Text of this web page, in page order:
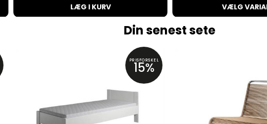
LÆG I KURV VÆLG
Din senest sete
PRISFORSKEL
15%